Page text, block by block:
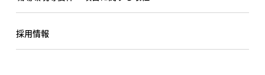
採用情報